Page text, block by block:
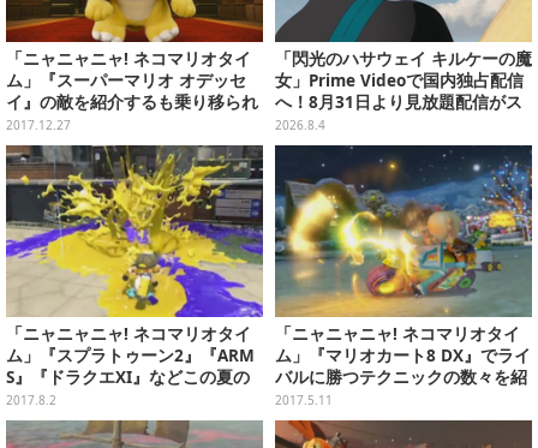
「ニャニャニャ! ネコマリオタイ
ム」『スーパーマリオ オデッセ
イ』の敵を紹介するも乗り移られ
て…クッパ「めっちゃいいじゃー
ん」
2017.12.27
「閃光のハサウェイ キルケーの魔
女」Prime Videoで国内独占配信
へ！8月31日より見放題配信がス
タート
2026.8.4
「ニャニャニャ! ネコマリオタイ
ム」『スプラトゥーン2』『ARM
S』『ドラクエXI』などこの夏の
注目ソフトに迫る！
2017.8.2
「ニャニャニャ! ネコマリオタイ
ム」『マリオカート8 DX』でライ
バルに勝つテクニックの数々を紹
介！ 『1-2-Switch』のスゴ技も伝
授
2017.5.11